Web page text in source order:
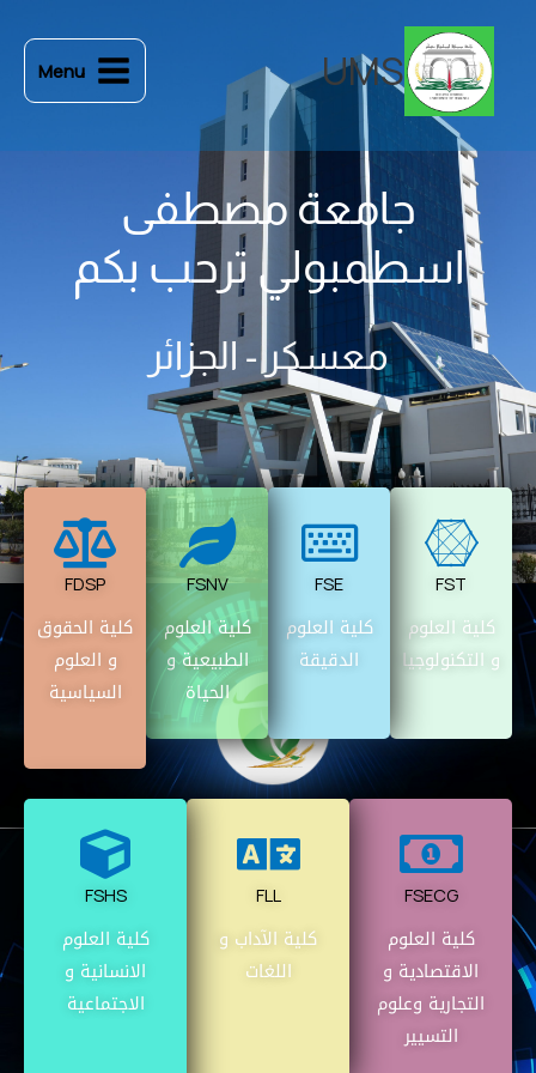
المحتوى
UMS
Menu
جامعة مصطفى
اسطمبولي ترحب بكم
معسكر - الجزائر
FST
كلية العلوم
و التكنولوجيا
FSE
كلية العلوم
الدقيقة
FSNV
كلية العلوم
الطبيعية و
الحياة
FDSP
كلية الحقوق
و العلوم
السياسية
FSECG
كلية العلوم
الاقتصادية و
التجارية وعلوم
التسيير
FLL
كلية الآداب و
اللغات
FSHS
كلية العلوم
الانسانية و
الاجتماعية